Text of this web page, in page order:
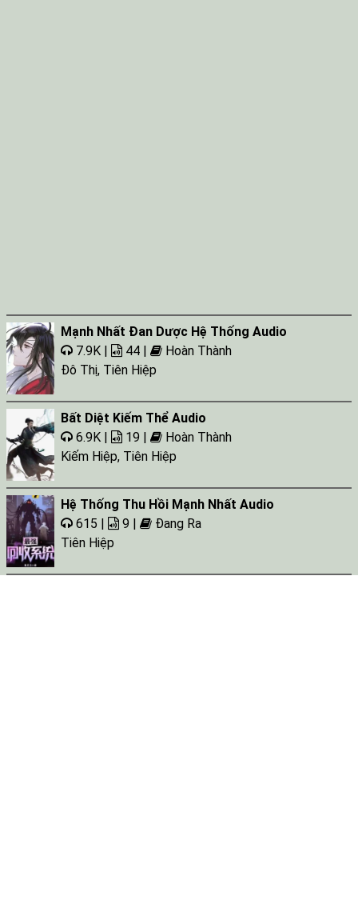
Mạnh Nhất Đan Dược Hệ Thống Audio
7.9K |
44 |
Hoàn Thành
Đô Thị, Tiên Hiệp
Bất Diệt Kiếm Thể Audio
6.9K |
19 |
Hoàn Thành
Kiếm Hiệp, Tiên Hiệp
Hệ Thống Thu Hồi Mạnh Nhất Audio
615 |
9 |
Đang Ra
Tiên Hiệp